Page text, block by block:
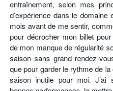
entraînement, selon mes
d’expérience dans le domaine
mois avant de me sentir,
pour décrocher mon billet
de mon manque de régularité
saison sans grand rendez-
que pour garder le rythme de
saison inutile pour moi. J’ai